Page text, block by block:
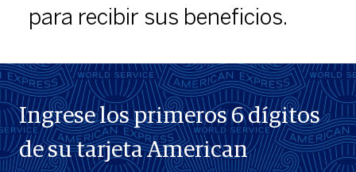
para recibir sus beneficios.
Ingrese los primeros 6 dígitos
de su tarjeta American